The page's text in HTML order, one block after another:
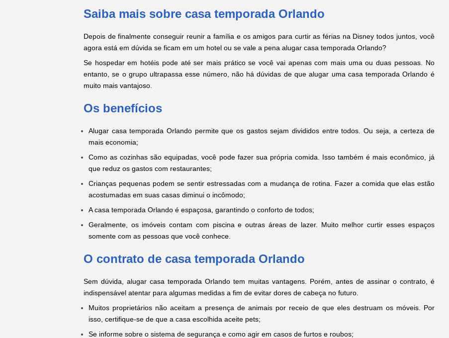
Saiba mais sobre casa temporada Orlando
Depois de finalmente conseguir reunir a família e os amigos para curtir as férias na Disney todos juntos, você
agora está em dúvida se ficam em um hotel ou se vale a pena alugar casa temporada Orlando?
Se hospedar em hotéis pode até ser mais prático se você vai apenas com mais uma ou duas pessoas. No
entanto, se o grupo ultrapassa esse número, não há dúvidas de que alugar uma casa temporada Orlando é
muito mais vantajoso.
Os benefícios
Alugar casa temporada Orlando permite que os gastos sejam divididos entre todos. Ou seja, a certeza de
mais economia;
Como as cozinhas são equipadas, você pode fazer sua própria comida. Isso também é mais econômico, já
que reduz os gastos com restaurantes;
Crianças pequenas podem se sentir estressadas com a mudança de rotina. Fazer a comida que elas estão
acostumadas em suas casas diminui o incômodo;
A casa temporada Orlando é espaçosa, garantindo o conforto de todos;
Geralmente, os imóveis contam com piscina e outras áreas de lazer. Muito melhor curtir esses espaços
somente com as pessoas que você conhece.
O contrato de casa temporada Orlando
Sem dúvida, alugar casa temporada Orlando tem muitas vantagens. Porém, antes de assinar o contrato, é
indispensável atentar para algumas medidas a fim de evitar dores de cabeça no futuro.
Muitos proprietários não aceitam a presença de animais por receio de que eles destruam os móveis. Por
isso, certifique-se de que a casa escolhida aceite pets;
Se informe sobre o sistema de segurança e como agir em casos de furtos e roubos;